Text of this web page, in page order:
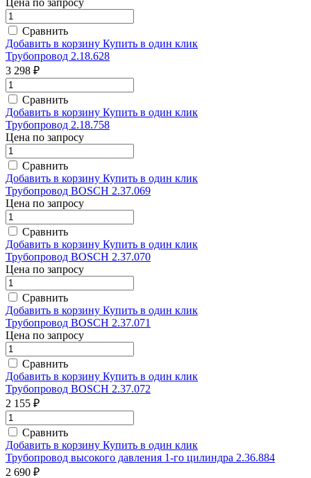
Сравнить
Добавить в корзину Купить в один клик
Трубопровод 2.18.628
3 298 ₽
Сравнить
Добавить в корзину Купить в один клик
Трубопровод 2.18.758
Цена по запросу
Сравнить
Добавить в корзину Купить в один клик
Трубопровод BOSCH 2.37.069
Цена по запросу
Сравнить
Добавить в корзину Купить в один клик
Трубопровод BOSCH 2.37.070
Цена по запросу
Сравнить
Добавить в корзину Купить в один клик
Трубопровод BOSCH 2.37.071
Цена по запросу
Сравнить
Добавить в корзину Купить в один клик
Трубопровод BOSCH 2.37.072
2 155 ₽
Сравнить
Добавить в корзину Купить в один клик
Трубопровод высокого давления 1-го цилиндра 2.36.884
2 690 ₽